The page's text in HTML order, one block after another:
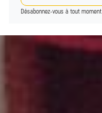
Désabonnez-vous à tout moment